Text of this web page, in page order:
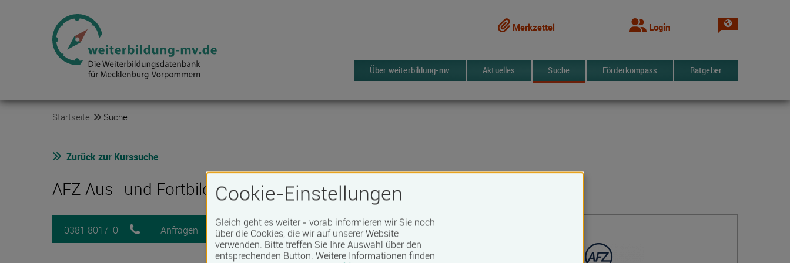
Merkzettel Login Sprache
Über weiterbildung-mv Aktuelles Suche Förderkompass Ratgeber
Startseite Suche
Zurück zur Kurssuche
AFZ Aus- und Fortbildungszentrum Rostock GmbH
0381 8017-0 Anfragen Merken 257 Kurse
Cookie-Einstellungen
Gleich geht es weiter - vorab informieren wir Sie noch
über die Cookies, die wir auf unserer Website
verwenden. Bitte treffen Sie Ihre Auswahl über den
entsprechenden Button. Weitere Informationen finden